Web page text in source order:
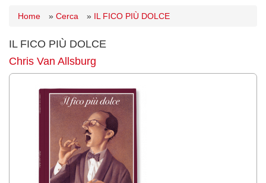
Home » Cerca » IL FICO PIÙ DOLCE
IL FICO PIÙ DOLCE
Chris Van Allsburg